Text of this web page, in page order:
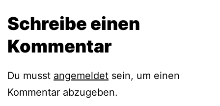
Schreibe einen
Kommentar
Du musst angemeldet sein, um einen
Kommentar abzugeben.